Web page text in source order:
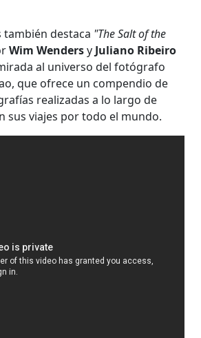
destaca "The Salt of the
Wim Wendersy Juliano Ribeiro
al universo del fotógrafo
que ofrece un compendio de
realizadas a lo largo de
sus viajes por todo el mundo.